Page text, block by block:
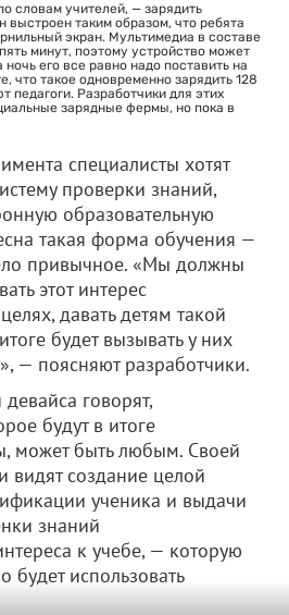
словам учителей, — зарядить
выстроен таким образом, что ребята
экран. Мультимедиа в составе
минут, поэтому устройство может
его все равно надо поставить на
что такое одновременно зарядить 128
педагоги. Разработчики для этих
зарядные фермы, но пока в
специалисты хотят
проверки знаний,
образовательную
такая форма обучения —
привычное. «Мы должны
этот интерес
давать детям такой
будет вызывать у них
— поясняют разработчики.
говорят,
будут в итоге
может быть любым. Своей
видят создание целой
ученика и выдачи
знаний
к учебе, — которую
будет использовать